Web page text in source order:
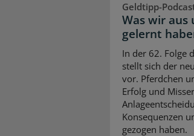
Geldtipp-
Was wir aus
gelernt
In der 62. Folge
stellt sich der
vor. Pferdchen
Erfolg und
Konsequenzen
gezogen haben.